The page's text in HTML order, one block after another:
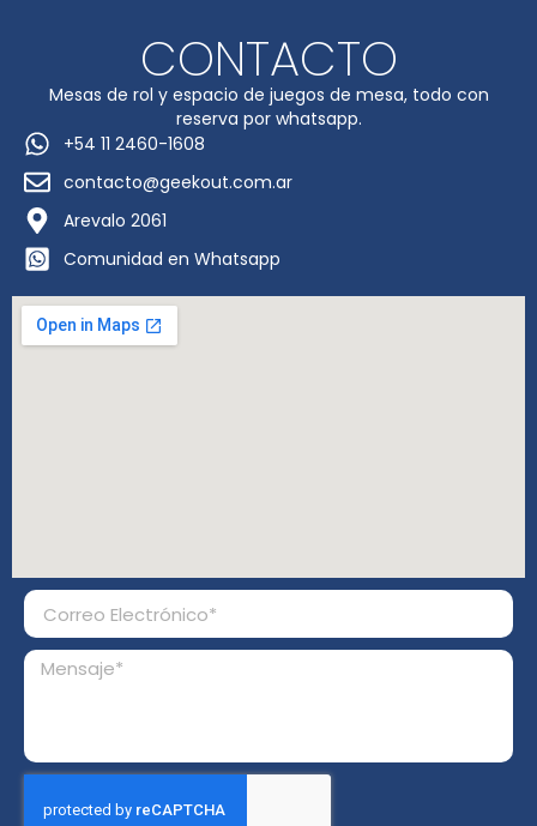
CONTACTO
Mesas de rol y espacio de juegos de mesa, todo con
reserva por whatsapp.
+54 11 2460-1608
contacto@geekout.com.ar
Arevalo 2061
Comunidad en Whatsapp